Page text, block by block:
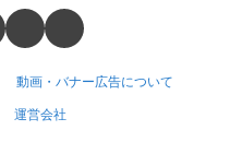
動画・バナー広告について
運営会社